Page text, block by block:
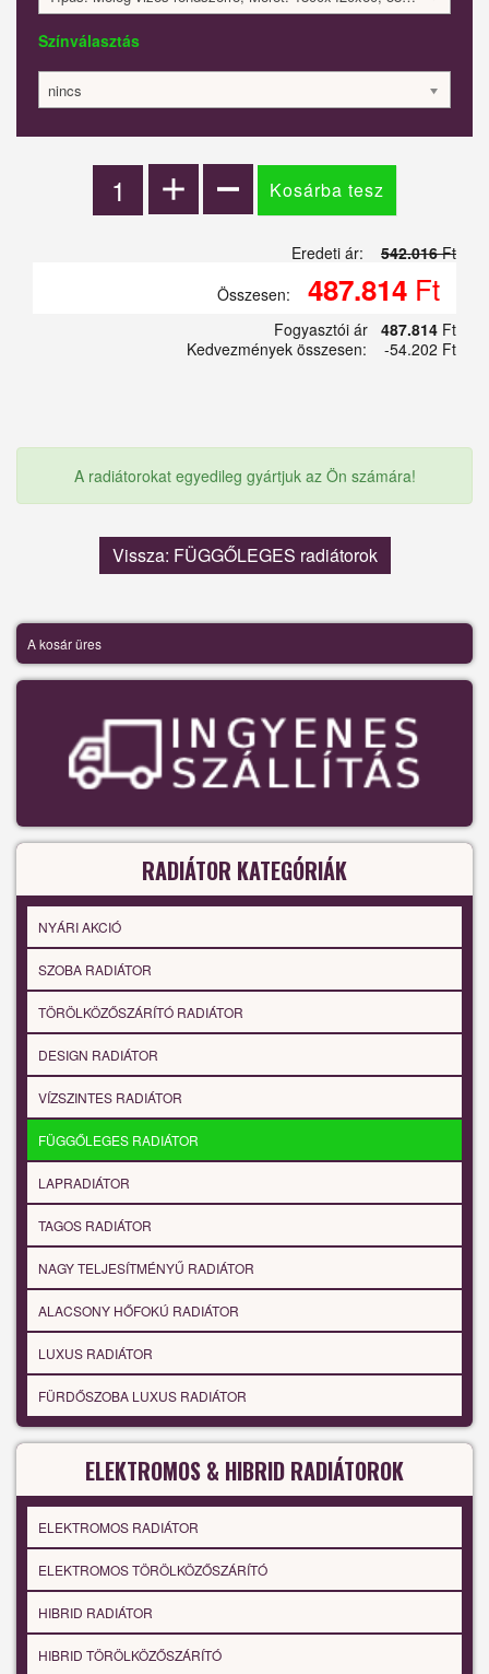
Színválasztás
nincs
Eredeti ár: 542.016Ft
Összesen:
487.814 Ft
Fogyasztói ár 487.814 Ft
Kedvezmények összesen:
-54.202 Ft
A radiátorokat egyedileg gyártjuk az Ön számára!
Vissza: FÜGGŐLEGES radiátorok
A kosár üres
RADIÁTOR KATEGÓRIÁK
NYÁRI AKCIÓ
SZOBA RADIÁTOR
TÖRÖLKÖZŐSZÁRÍTÓ RADIÁTOR
DESIGN RADIÁTOR
VÍZSZINTES RADIÁTOR
FÜGGŐLEGES RADIÁTOR
LAPRADIÁTOR
TAGOS RADIÁTOR
NAGY TELJESÍTMÉNYŰ RADIÁTOR
ALACSONY HŐFOKÚ RADIÁTOR
LUXUS RADIÁTOR
FÜRDŐSZOBA LUXUS RADIÁTOR
ELEKTROMOS & HIBRID RADIÁTOROK
ELEKTROMOS RADIÁTOR
ELEKTROMOS TÖRÖLKÖZŐSZÁRÍTÓ
HIBRID RADIÁTOR
HIBRID TÖRÖLKÖZŐSZÁRÍTÓ